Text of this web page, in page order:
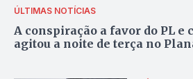
ÚLTIMAS NOTÍCIAS
A conspiração a favor do PL e
agitou a noite de terça no